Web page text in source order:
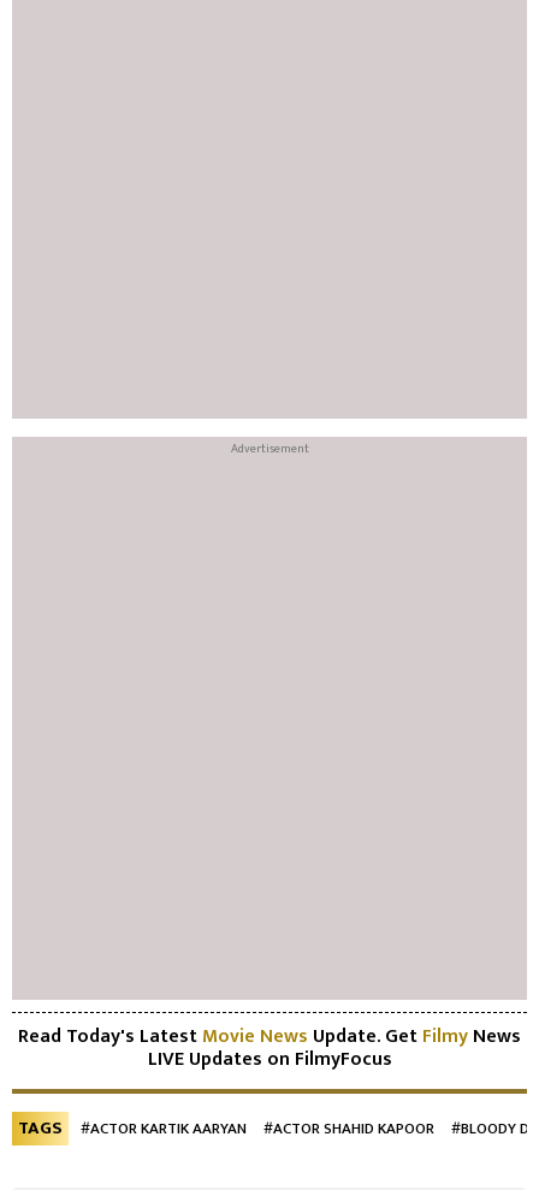
Read Today's LatestMovie News Update. GetFilmyNews
LIVE Updates on FilmyFocus
TAGS #ACTOR KARTIK AARYAN #ACTOR SHAHID KAPOOR #BLOODY